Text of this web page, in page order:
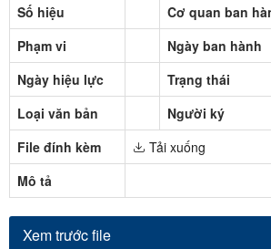
Số hiệu
Cơ quan ban
Phạm vi
Ngày ban hành
Ngày hiệu lực
Trạng thái
Loại văn bản
Người ký
File đính kèm
Tải xuống
Mô tả
Xem trước file